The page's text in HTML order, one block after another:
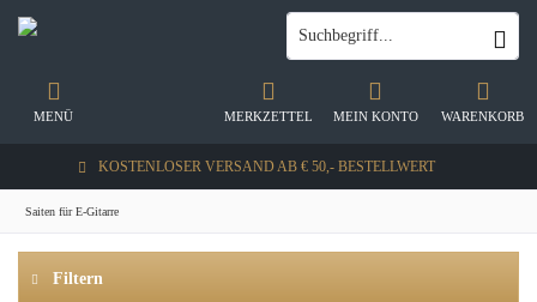
KOSTENLOSER VERSAND AB € 50,- BESTELLWERT
WARENKORB
MERKZETTEL MEIN KONTO
MENÜ
Saiten für E-Gitarre
Filtern